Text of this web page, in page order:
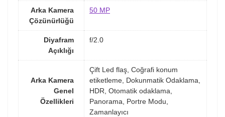
Arka Kamera
Çözünürlüğü
50 MP
Diyafram
Açıklığı
f/2.0
Arka Kamera
Genel
Özellikleri
Çift Led flaş, Coğrafi konum
etiketleme, Dokunmatik Odaklama,
HDR, Otomatik odaklama,
Panorama, Portre Modu,
Zamanlayıcı